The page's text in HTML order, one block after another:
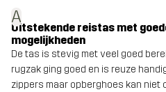
A
Uitstekende reistas met
mogelijkheden
De tas is stevig met veel goed
rugzak ging goed en is reuze
zippers maar opberghoes kan niet